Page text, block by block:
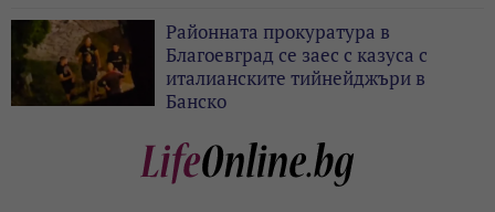
Районната прокуратура в
Благоевград се заес с казуса с
италианските тийнейджъри в
Банско